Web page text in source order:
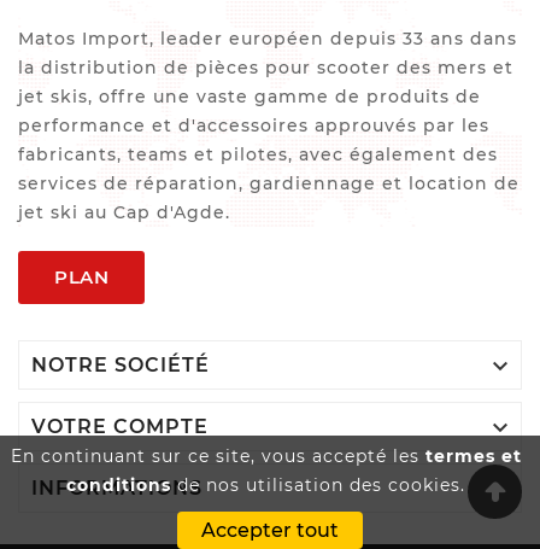
En continuant sur ce site, vous accepté les termes et
conditionsde nos utilisation des cookies.
Accepter tout
Matos Import, leader européen depuis 33 ans dans
la distribution de pièces pour scooter des mers et
jet skis, offre une vaste gamme de produits de
performance et d'accessoires approuvés par les
fabricants, teams et pilotes, avec également des
services de réparation, gardiennage et location de
jet ski au Cap d'Agde.
PLAN
NOTRE SOCIÉTÉ 
VOTRE COMPTE 
INFORMATIONS 